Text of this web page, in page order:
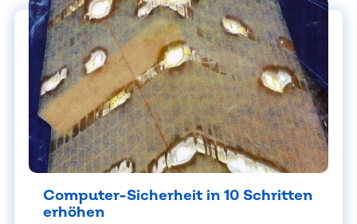
Com­pu­ter-Si­cher­heit in 10 Schrit­ten
er­hö­hen